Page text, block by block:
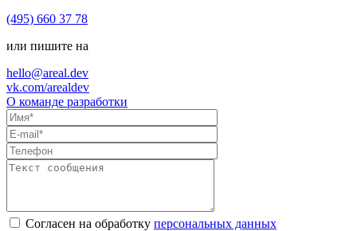
(495) 660 37 78
или пишите на
hello@areal.dev
vk.com/arealdev
О команде разработки
Согласен на обработку персональных данных